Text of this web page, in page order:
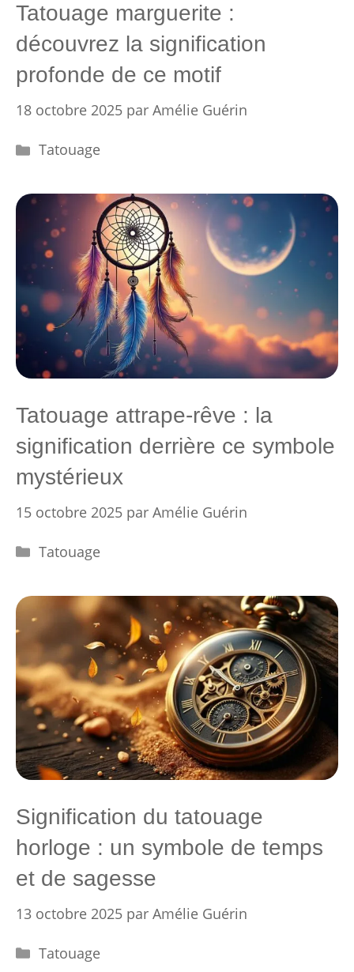
Tatouage marguerite :
découvrez la signification
profonde de ce motif
18 octobre 2025 par Amélie Guérin
Catégories
Tatouage
Tatouage attrape-rêve : la
signification derrière ce symbole
mystérieux
15 octobre 2025 par Amélie Guérin
Catégories
Tatouage
Signification du tatouage
horloge : un symbole de temps
et de sagesse
13 octobre 2025 par Amélie Guérin
Catégories
Tatouage